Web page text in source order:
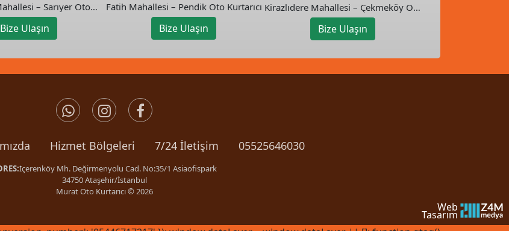
– Sarıyer Oto
Kurtarıcı
Bize Ulaşın
Fatih Mahallesi – Pendik Oto Kurtarıcı
Bize Ulaşın
Kirazlıdere Mahallesi – Çekmeköy Oto
Kurtarıcı
Bize Ulaşın
Hizmet Bölgeleri 7/24 İletişim 05525646030
İçerenköy Mh. Değirmenyolu Cad. No:35/1 Asiaofispark
34750 Ataşehir/İstanbul
Murat Oto Kurtarıcı © 2026
Web
Tasarım